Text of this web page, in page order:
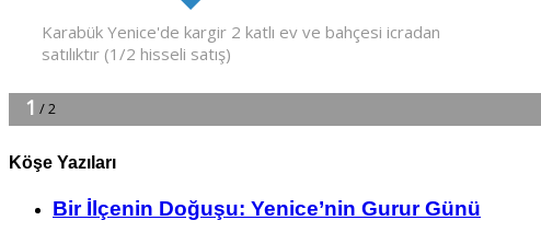
Köşe Yazıları
Bir İlçe­nin Do­ğu­şu: Ye­ni­ce’nin Gurur Günü